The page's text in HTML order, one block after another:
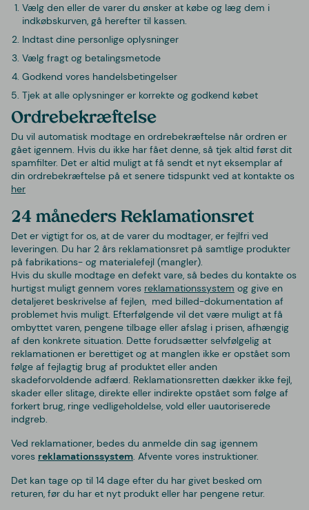
Vælg den eller de varer du ønsker at købe og læg dem i
indkøbskurven, gå herefter til kassen.
Indtast dine personlige oplysninger
Vælg fragt og betalingsmetode
Godkend vores handelsbetingelser
Tjek at alle oplysninger er korrekte og godkend købet
Ordrebekræftelse
Du vil automatisk modtage en ordrebekræftelse når ordren er
gået igennem. Hvis du ikke har fået denne, så tjek altid først dit
spamfilter. Det er altid muligt at få sendt et nyt eksemplar af
din ordrebekræftelse på et senere tidspunkt ved at kontakte os
her
24 måneders Reklamationsret
Det er vigtigt for os, at de varer du modtager, er fejlfri ved
leveringen. Du har 2 års reklamationsret på samtlige produkter
på fabrikations- og materialefejl (mangler).
Hvis du skulle modtage en defekt vare, så bedes du kontakte os
hurtigst muligt gennem vores reklamationssystem og give en
detaljeret beskrivelse af fejlen, med billed-dokumentation af
problemet hvis muligt. Efterfølgende vil det være muligt at få
ombyttet varen, pengene tilbage eller afslag i prisen, afhængig
af den konkrete situation. Dette forudsætter selvfølgelig at
reklamationen er berettiget og at manglen ikke er opstået som
følge af fejlagtig brug af produktet eller anden
skadeforvoldende adfærd. Reklamationsretten dækker ikke fejl,
skader eller slitage, direkte eller indirekte opstået som følge af
forkert brug, ringe vedligeholdelse, vold eller uautoriserede
indgreb.
Ved reklamationer, bedes du anmelde din sag igennem
vores reklamationssystem . Afvente vores instruktioner.
Det kan tage op til 14 dage efter du har givet besked om
returen, før du har et nyt produkt eller har pengene retur.